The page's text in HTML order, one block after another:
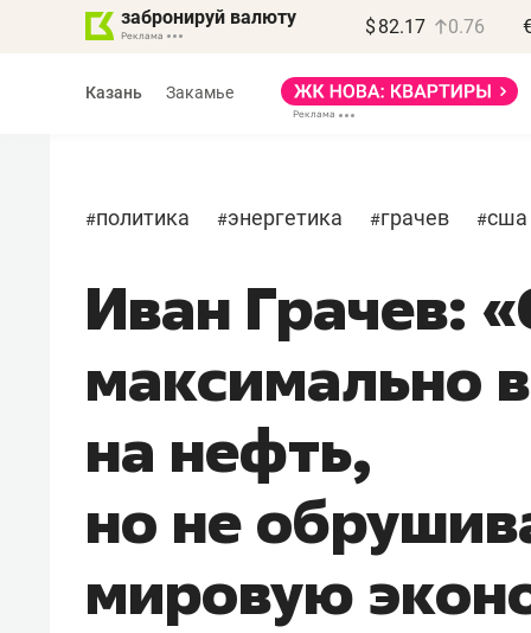
забронируй валюту $ 82.17 0.76
Казань Закамье
#политика #энергетика #грачев #сша
Иван Грачев:
максимально
на нефть,
но не
мировую
Василь Мазитов
МАРТ
«Не зная местных
правил, бизнес может
потерять минимум
полгода»
Как бизнесу выйти на зарубежные
рынки, почему надо знать